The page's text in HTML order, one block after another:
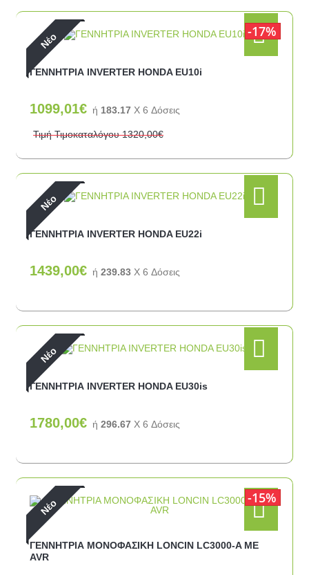
Νέο 17%
ΓΕΝΝΗΤΡΙΑ INVERTER HONDA EU10i
1099,01€ ή 183.17 X 6 Δόσεις
Τιμή Τιμοκαταλόγου1320,00€
Νέο
ΓΕΝΝΗΤΡΙΑ INVERTER HONDA EU22i
1439,00€ ή 239.83 X 6 Δόσεις
Νέο
ΓΕΝΝΗΤΡΙΑ INVERTER HONDA EU30is
1780,00€ ή 296.67 X 6 Δόσεις
Νέο 15%
ΓΕΝΝΗΤΡΙΑ ΜΟΝΟΦΑΣΙΚΗ LONCIN LC3000-A ΜΕ
AVR